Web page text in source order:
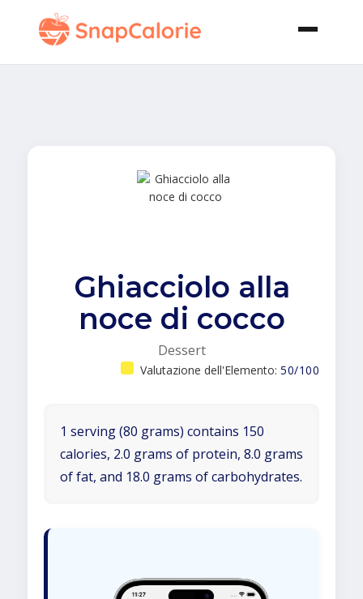
Ghiacciolo alla
noce di cocco
Dessert
Valutazione dell'Elemento: 50/100
1 serving (80 grams) contains 150
calories, 2.0 grams of protein, 8.0 grams
of fat, and 18.0 grams of carbohydrates.